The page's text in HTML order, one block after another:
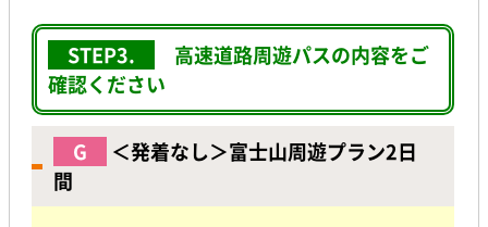
STEP3.
高速道路周遊パスの内容をご
確認ください
G
＜発着なし＞富士山周遊プラン2日
間